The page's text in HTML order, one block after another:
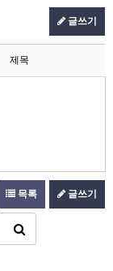
글쓰기
제목
목록 글쓰기